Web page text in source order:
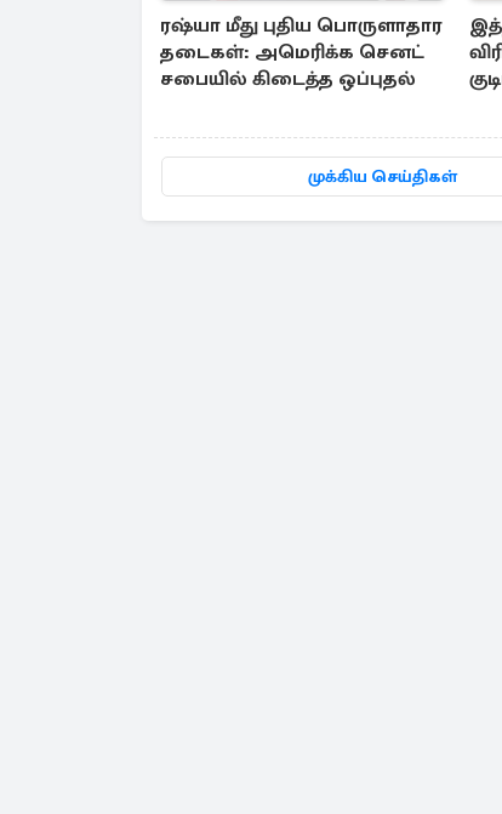
ரஷ்யா மீது புதிய பொருளாதார
தடைகள்: அமெரிக்க செனட்
சபையில் கிடைத்த ஒப்புதல்
முக்கிய செய்திகள்